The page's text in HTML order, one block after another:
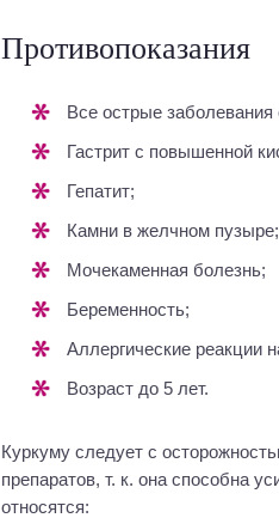
Противопоказания
Все острые
Гастрит с повышенной
Гепатит;
Камни в желчном пузыре;
Мочекаменная болезнь;
Беременность;
Аллергические реакции
Возраст до 5 лет.
Куркуму следует с
препаратов, т. к. она способна
относятся: